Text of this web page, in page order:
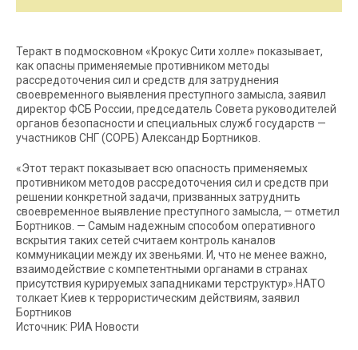
Теракт в подмосковном «Крокус Сити холле» показывает,
как опасны применяемые противником методы
рассредоточения сил и средств для затруднения
своевременного выявления преступного замысла, заявил
директор ФСБ России, председатель Совета руководителей
органов безопасности и специальных служб государств —
участников СНГ (СОРБ) Александр Бортников.
«Этот теракт показывает всю опасность применяемых
противником методов рассредоточения сил и средств при
решении конкретной задачи, призванных затруднить
своевременное выявление преступного замысла, — отметил
Бортников. — Самым надежным способом оперативного
вскрытия таких сетей считаем контроль каналов
коммуникации между их звеньями. И, что не менее важно,
взаимодействие с компетентными органами в странах
присутствия курируемых западниками терструктур».НАТО
толкает Киев к террористическим действиям, заявил
Бортников
Источник: РИА Новости